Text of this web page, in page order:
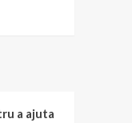
a ajuta